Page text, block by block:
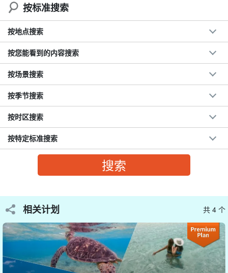
该岛是一个美丽的无人岛，曾拍摄过广告片。
按标准搜索
按地点搜索
按您能看到的内容搜索
按场景搜索
按季节搜索
按时区搜索
按特定标准搜索
相关计划 共 4 个